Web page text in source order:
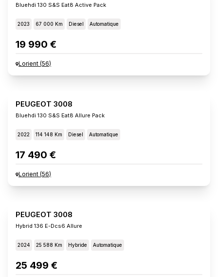
Bluehdi 130 S&s Eat8 Active Pack
2023 67 000 Km Diesel Automatique
19 990 €
Lorient (56)
PEUGEOT 3008
Bluehdi 130 S&s Eat8 Allure Pack
2022 114 148 Km Diesel Automatique
17 490 €
Lorient (56)
PEUGEOT 3008
Hybrid 136 E-Dcs6 Allure
2024 25 588 Km Hybride Automatique
25 499 €